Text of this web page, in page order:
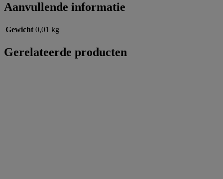
Aanvullende informatie
Gewicht 0,01 kg
Gerelateerde producten